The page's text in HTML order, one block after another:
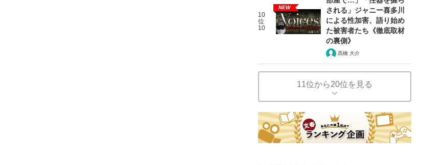
10
位
10
NEW
される」ジャニー喜多川
による性加害、語り始め
た被害者たち《徹底取材
の裏側》
髙橋 大介
11位から20位を見る